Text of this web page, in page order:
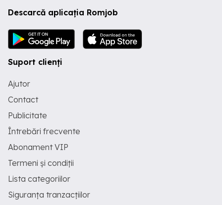
Descarcă aplicația Romjob
Suport clienți
Ajutor
Contact
Publicitate
Întrebări frecvente
Abonament VIP
Termeni și condiții
Lista categoriilor
Siguranța tranzacțiilor